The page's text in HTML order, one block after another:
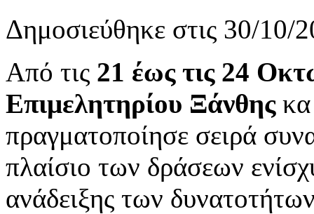
Δημοσιεύθηκε στις 30/10/
Από τις 21 έως τις 24
Επιμελητηρίου Ξάνθηςκα
πραγματοποίησε σειρά
πλαίσιο των δράσεων
ανάδειξης των